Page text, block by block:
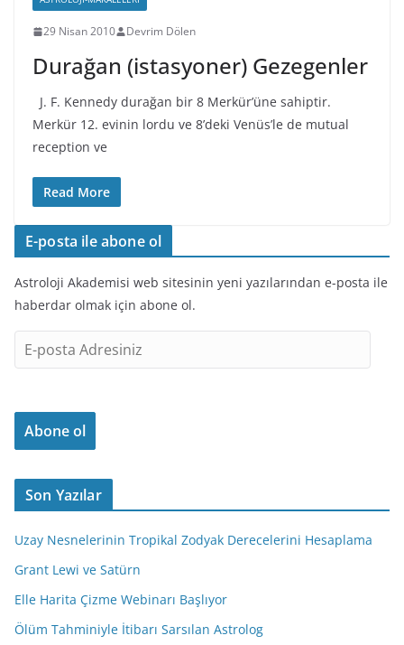
29 Nisan 2010 Devrim Dölen
Durağan (istasyoner) Gezegenler
J. F. Kennedy durağan bir 8 Merkür’üne sahiptir.
Merkür 12. evinin lordu ve 8’deki Venüs’le de mutual
reception ve
Read More
E-posta ile abone ol
Astroloji Akademisi web sitesinin yeni yazılarından e-posta ile
haberdar olmak için abone ol.
-
o
t
a
r
e
n
Abone ol
Son Yazılar
Uzay Nesnelerinin Tropikal Zodyak Derecelerini Hesaplama
Grant Lewi ve Satürn
Elle Harita Çizme Webinarı Başlıyor
Ölüm Tahminiyle İtibarı Sarsılan Astrolog